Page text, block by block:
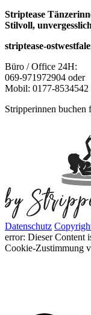
Striptease
Stilvoll,
striptease-
Büro / Office 24H:
069-971972904 oder
Mobil: 0177-8534542
Stripperinnen
Datenschutz
error: Dieser Content
Cookie-Zustimmung